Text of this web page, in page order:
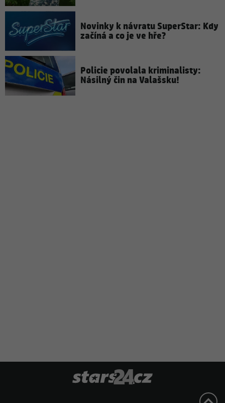
Novinky k návratu SuperStar: Kdy
začíná a co je ve hře?
Policie povolala kriminalisty:
Násilný čin na Valašsku!